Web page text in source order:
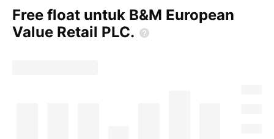
Free float untuk B&M European
Value Retail PLC.